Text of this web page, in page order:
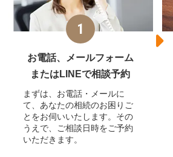
お電話、メールフォーム
またはLINEで相談予約
まずは、お電話・メールに
て、あなたの相続のお困りご
とをお伺いいたします。その
うえで、ご相談日時をご予約
いただきます。